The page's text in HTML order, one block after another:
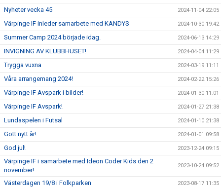
Nyheter vecka 45 2024-11-04 22:05
Värpinge IF inleder samarbete med KANDYS 2024-10-30 19:42
Summer Camp 2024 började idag. 2024-06-13 14:29
INVIGNING AV KLUBBHUSET! 2024-04-04 11:29
Trygga vuxna 2024-03-19 11:11
Våra arrangemang 2024! 2024-02-22 15:26
Värpinge IF Avspark i bilder! 2024-01-30 11:01
Värpinge IF Avspark! 2024-01-27 21:38
Lundaspelen i Futsal 2024-01-10 21:38
Gott nytt år! 2024-01-01 09:58
God jul! 2023-12-24 09:15
Värpinge IF i samarbete med Ideon Coder Kids den 2
november!
2023-10-24 09:52
Västerdagen 19/8 i Folkparken 2023-08-17 11:35